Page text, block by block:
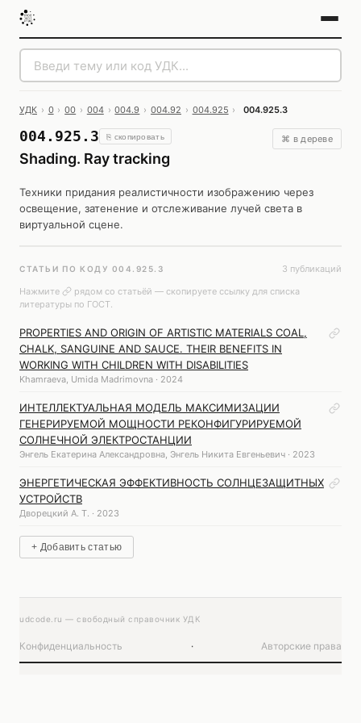
УДК › 0 › 00 › 004 › 004.9 › 004.92 › 004.925 › 004.925.3
004.925.3 ⎘ скопировать
Shading. Ray tracking
⌘ в дереве
Техники придания реалистичности изображению через
освещение, затенение и отслеживание лучей света в
виртуальной сцене.
СТАТЬИ ПО КОДУ 004.925.3
3 публикаций
Нажмите
рядом со статьёй — скопируете ссылку для списка
литературы по ГОСТ.
PROPERTIES AND ORIGIN OF ARTISTIC MATERIALS COAL,
CHALK, SANGUINE AND SAUCE. THEIR BENEFITS IN
WORKING WITH CHILDREN WITH DISABILITIES
Khamraeva, Umida Madrimovna · 2024
ИНТЕЛЛЕКТУАЛЬНАЯ МОДЕЛЬ МАКСИМИЗАЦИИ
ГЕНЕРИРУЕМОЙ МОЩНОСТИ РЕКОНФИГУРИРУЕМОЙ
СОЛНЕЧНОЙ ЭЛЕКТРОСТАНЦИИ
Энгель Екатерина Александровна, Энгель Никита Евгеньевич · 2023
ЭНЕРГЕТИЧЕСКАЯ ЭФФЕКТИВНОСТЬ СОЛНЦЕЗАЩИТНЫХ
УСТРОЙСТВ
Дворецкий А. Т. · 2023
+ Добавить статью
udcode.ru — свободный справочник УДК
Конфиденциальность · Авторские права